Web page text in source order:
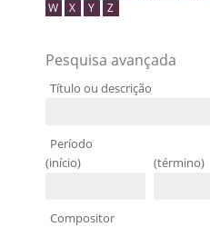
W
X Y Z
Pesquisa avançada
Título ou descrição
Período
(início)
(término)
Compositor